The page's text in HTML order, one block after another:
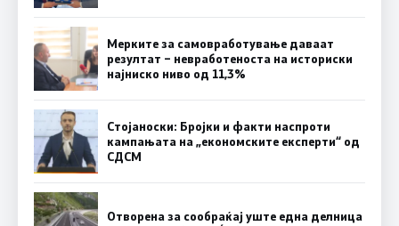
Мерките за самовработување даваат
резултат – невработеноста на историски
најниско ниво од 11,3%
Стојаноски: Бројки и факти наспроти
кампањата на „економските експерти“ од
СДСM
Отворена за сообраќај уште една делница